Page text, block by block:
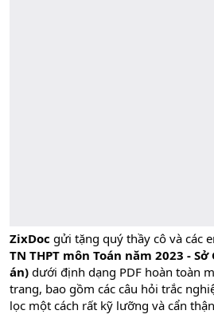
ZixDoc gửi tặng quý thầy cô và các
TN THPT môn Toán năm 2023 -
án) dưới định dạng PDF hoàn toàn
trang, bao gồm các câu hỏi trắc
lọc một cách rất kỹ lưỡng và cẩn